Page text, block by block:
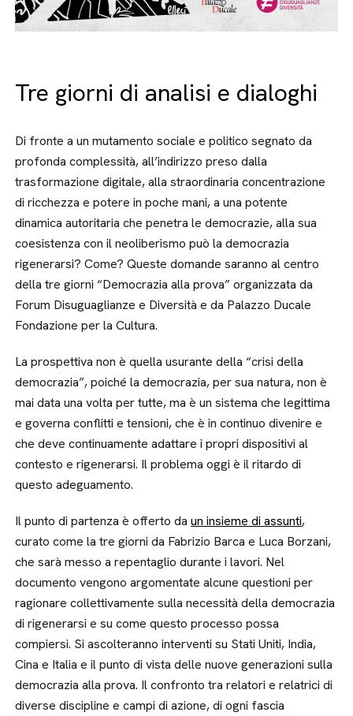
Tre giorni di analisi e dialoghi
Di fronte a un mutamento sociale e politico segnato da
profonda complessità, all’indirizzo preso dalla
trasformazione digitale, alla straordinaria concentrazione
di ricchezza e potere in poche mani, a una potente
dinamica autoritaria che penetra le democrazie, alla sua
coesistenza con il neoliberismo può la democrazia
rigenerarsi? Come? Queste domande saranno al centro
della tre giorni “Democrazia alla prova” organizzata da
Forum Disuguaglianze e Diversità e da Palazzo Ducale
Fondazione per la Cultura.
La prospettiva non è quella usurante della “crisi della
democrazia”, poiché la democrazia, per sua natura, non è
mai data una volta per tutte, ma è un sistema che legittima
e governa conflitti e tensioni, che è in continuo divenire e
che deve continuamente adattare i propri dispositivi al
contesto e rigenerarsi. Il problema oggi è il ritardo di
questo adeguamento.
Il punto di partenza è offerto daun insieme di assunti,
curato come la tre giorni da Fabrizio Barca e Luca Borzani,
che sarà messo a repentaglio durante i lavori. Nel
documento vengono argomentate alcune questioni per
ragionare collettivamente sulla necessità della democrazia
di rigenerarsi e su come questo processo possa
compiersi. Si ascolteranno interventi su Stati Uniti, India,
Cina e Italia e il punto di vista delle nuove generazioni sulla
democrazia alla prova. Il confronto tra relatori e relatrici di
diverse discipline e campi di azione, di ogni fascia